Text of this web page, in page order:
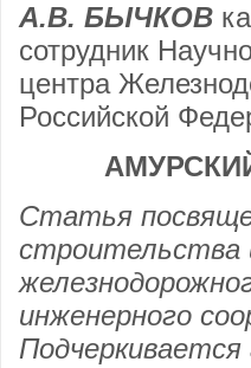
А.В. БЫЧКОВ
сотрудник
центра
Российской
Статья
строительства
инженерного